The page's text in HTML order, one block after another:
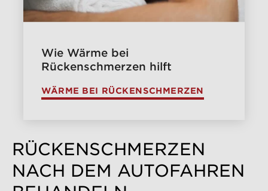
RÜCKENSCHMERZEN
NACH DEM AUTOFAHREN
Wie Wärme bei
Rückenschmerzen hilft
WÄRME BEI RÜCKENSCHMERZEN